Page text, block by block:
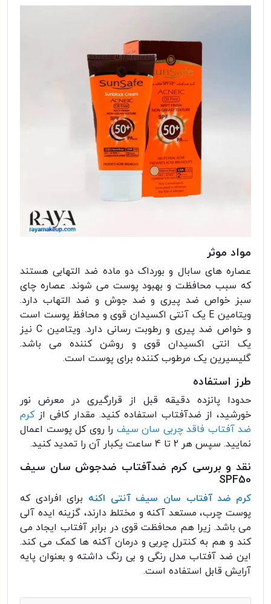
مواد موثر
عصاره های سابال و بورداک دو ماده ضد التهابی هستند
که سبب محافظت و بهبود پوست می شوند. عصاره چای
سبز خواص ضد پیری و ضد جوش و ضد التهاب دارد.
ویتامین E یک آنتی اکسیدان قوی و محافظ پوست است
و خواص ضد پیری و رطوبت رسانی دارد. ویتامین C نیز
یک انتی اکسیدان قوی و روشن کننده می باشد.
گلیسیرین یک مرطوب کننده برای پوست است.
طرز استفاده
حدودا پانزده دقیقه قبل از قرارگیری در معرض نور
خورشید، از ضدآفتاب استفاده کنید. مقدار کافی ازکرم
ضد آفتاب فاقد چربی سان سیف را روی کل پوست اعمال
نمایید. سپس هر 2 تا 4 ساعت یکبار آن را تمدید کنید.
نقد و بررسی کرم ضدآفتاب ضدجوش سان سیف
SPF50
کرم ضد آفتاب سان سیف آنتی اکنه برای افرادی که
پوست چرب، مستعد آکنه و مختلط دارند، گزینه ایده آلی
می باشد. زیرا هم محافظت قوی در برابر آفتاب ایجاد می
کند و هم به کنترل چربی و درمان آکنه ها کمک می کند.
این ضد آفتاب مدل رنگی و بی رنگ داشته و بعنوان پایه
آرایش قابل استفاده است.